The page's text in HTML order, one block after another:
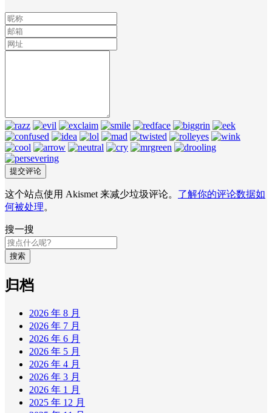
这个站点使用 Akismet 来减少垃圾评论。 了解你的评论数据如
何被处理。
搜一搜
搜索
归档
2026 年 8 月
2026 年 7 月
2026 年 6 月
2026 年 5 月
2026 年 4 月
2026 年 3 月
2026 年 1 月
2025 年 12 月